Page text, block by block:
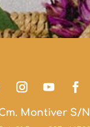
Montiver S/N